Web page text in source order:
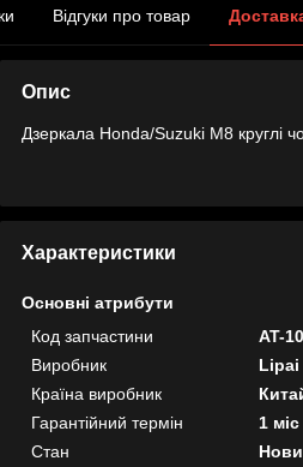
Відгуки про товар
Опис
Дзеркала Honda/Suzuki M8 круглі
Характеристики
Основні атрибути
Код запчастини
AT-
Виробник
Lipai
Країна виробник
Гарантійний термін
1 міс
Стан